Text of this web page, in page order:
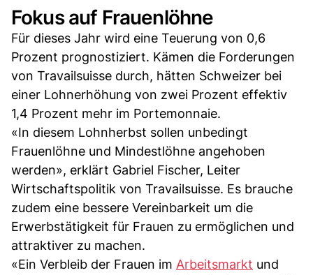
Fokus auf Frauenlöhne
Für dieses Jahr wird eine Teuerung von 0,6
Prozent prognostiziert. Kämen die Forderungen
von Travailsuisse durch, hätten Schweizer bei
einer Lohnerhöhung von zwei Prozent effektiv
1,4 Prozent mehr im Portemonnaie.
«In diesem Lohnherbst sollen unbedingt
Frauenlöhne und Mindestlöhne angehoben
werden», erklärt Gabriel Fischer, Leiter
Wirtschaftspolitik von Travailsuisse. Es brauche
zudem eine bessere Vereinbarkeit um die
Erwerbstätigkeit für Frauen zu ermöglichen und
attraktiver zu machen.
«Ein Verbleib der Frauen im Arbeitsmarkt und